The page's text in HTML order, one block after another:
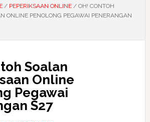
/ PEPERIKSAAN ONLINE /OH! CONTOH
ONLINE PENOLONG PEGAWAI PENERANGAN
Soalan
Online
Pegawai
S27